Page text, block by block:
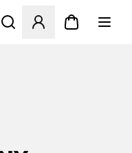
Åbner en Modal til at